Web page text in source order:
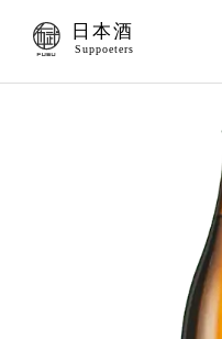
日本酒
Suppoeters